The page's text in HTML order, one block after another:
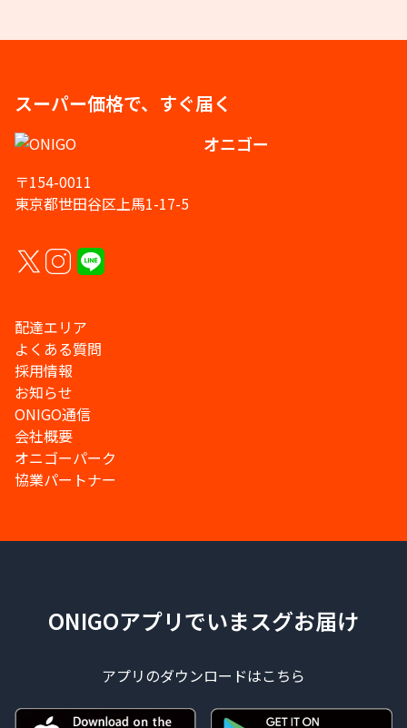
スーパー価格で、すぐ届く
オニゴー
〒154-0011
東京都世田谷区上馬1-17-5
配達エリア
よくある質問
採用情報
お知らせ
ONIGO通信
会社概要
オニゴーパーク
協業パートナー
ONIGOアプリでいまスグお届け
アプリのダウンロードはこちら